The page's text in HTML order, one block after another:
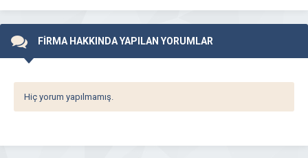
FİRMA HAKKINDA YAPILAN YORUMLAR
Hiç yorum yapılmamış.